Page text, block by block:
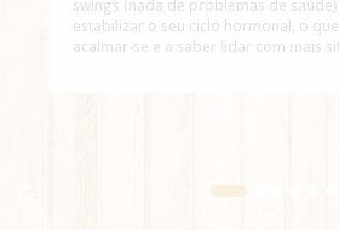
swings (nada de problemas de
estabilizar o seu ciclo hormonal, o
acalmar-se e a saber lidar com mais